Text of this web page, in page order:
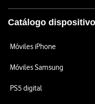
Catálogo
Móviles iPhone
Móviles Samsung
PS5 digital